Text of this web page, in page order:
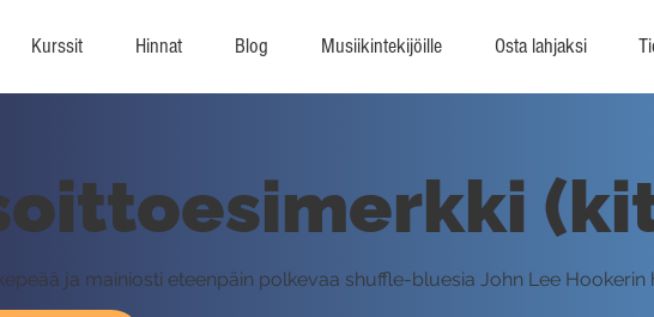
Kurssit Hinnat Blog Musiikintekijöille Osta lahjaksi
ja mainiosti eteenpäin polkevaa shuffle-bluesia John Lee Hookerin